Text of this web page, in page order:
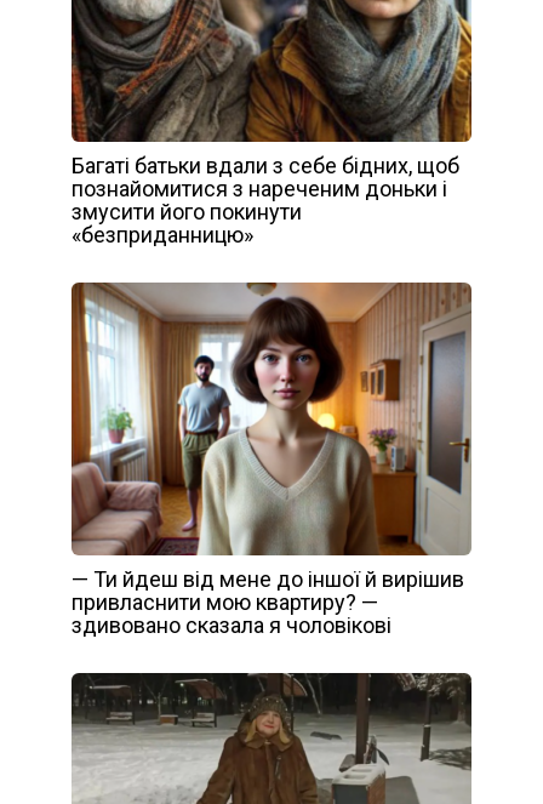
Багаті батьки вдали з себе бідних, щоб
познайомитися з нареченим доньки і
змусити його покинути
«безприданницю»
— Ти йдеш від мене до іншої й вирішив
привласнити мою квартиру? —
здивовано сказала я чоловікові